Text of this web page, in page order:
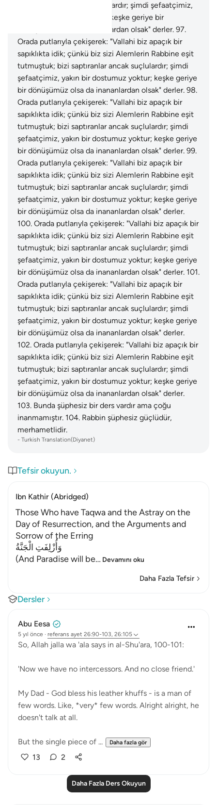
Tefsir okuyun.
Ibn Kathir (Abridged)
Those Who have Taqwa and the Astray on the
Day of Resurrection, and the Arguments and
Sorrow of the Erring
وَأُزْلِفَتِ الْجَنَّةُ
(And Paradise will be… Devamını oku
Daha Fazla Tefsir
Dersler
Abu Eesa
5 yıl önce · referans ayet 26:90-103, 26:105
So, Allah jalla wa 'ala says in al-Shu'ara, 100-101:
'Now we have no intercessors. And no close friend.'
My Dad - God bless his leather khuffs - is a man of
few words. Like, *very* few words. Alright alright, he
doesn't talk at all.
But the single piece of ... Daha fazla gör
13 2
Daha Fazla Ders Okuyun
bizi saptıranlar ancak suçlulardır; şimdi şefaatçimiz,
yakın bir dostumuz yoktur; keşke geriye bir
dönüşümüz olsa da inananlardan olsak" derler. 97.
Orada putlarıyla çekişerek: "Vallahi biz apaçık bir
sapıklıkta idik; çünkü biz sizi Alemlerin Rabbine eşit
tutmuştuk; bizi saptıranlar ancak suçlulardır; şimdi
şefaatçimiz, yakın bir dostumuz yoktur; keşke geriye
bir dönüşümüz olsa da inananlardan olsak" derler. 98.
Orada putlarıyla çekişerek: "Vallahi biz apaçık bir
sapıklıkta idik; çünkü biz sizi Alemlerin Rabbine eşit
tutmuştuk; bizi saptıranlar ancak suçlulardır; şimdi
şefaatçimiz, yakın bir dostumuz yoktur; keşke geriye
bir dönüşümüz olsa da inananlardan olsak" derler. 99.
Orada putlarıyla çekişerek: "Vallahi biz apaçık bir
sapıklıkta idik; çünkü biz sizi Alemlerin Rabbine eşit
tutmuştuk; bizi saptıranlar ancak suçlulardır; şimdi
şefaatçimiz, yakın bir dostumuz yoktur; keşke geriye
bir dönüşümüz olsa da inananlardan olsak" derler.
100. Orada putlarıyla çekişerek: "Vallahi biz apaçık bir
sapıklıkta idik; çünkü biz sizi Alemlerin Rabbine eşit
tutmuştuk; bizi saptıranlar ancak suçlulardır; şimdi
şefaatçimiz, yakın bir dostumuz yoktur; keşke geriye
bir dönüşümüz olsa da inananlardan olsak" derler. 101.
Orada putlarıyla çekişerek: "Vallahi biz apaçık bir
sapıklıkta idik; çünkü biz sizi Alemlerin Rabbine eşit
tutmuştuk; bizi saptıranlar ancak suçlulardır; şimdi
şefaatçimiz, yakın bir dostumuz yoktur; keşke geriye
bir dönüşümüz olsa da inananlardan olsak" derler.
102. Orada putlarıyla çekişerek: "Vallahi biz apaçık bir
sapıklıkta idik; çünkü biz sizi Alemlerin Rabbine eşit
tutmuştuk; bizi saptıranlar ancak suçlulardır; şimdi
şefaatçimiz, yakın bir dostumuz yoktur; keşke geriye
bir dönüşümüz olsa da inananlardan olsak" derler.
103. Bunda şüphesiz bir ders vardır ama çoğu
inanmamıştır. 104. Rabbin şüphesiz güçlüdür,
merhametlidir.
- Turkish Translation(Diyanet)